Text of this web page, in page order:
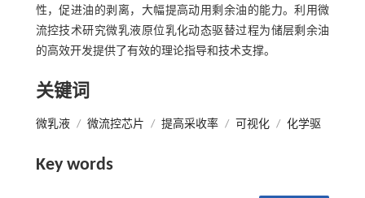
性，促进油的剥离，大幅提高动用剩余油的能力。利用微
流控技术研究微乳液原位乳化动态驱替过程为储层剩余油
的高效开发提供了有效的理论指导和技术支撑。
关键词
微乳液 / 微流控芯片 / 提高采收率 / 可视化 / 化学驱
Key words